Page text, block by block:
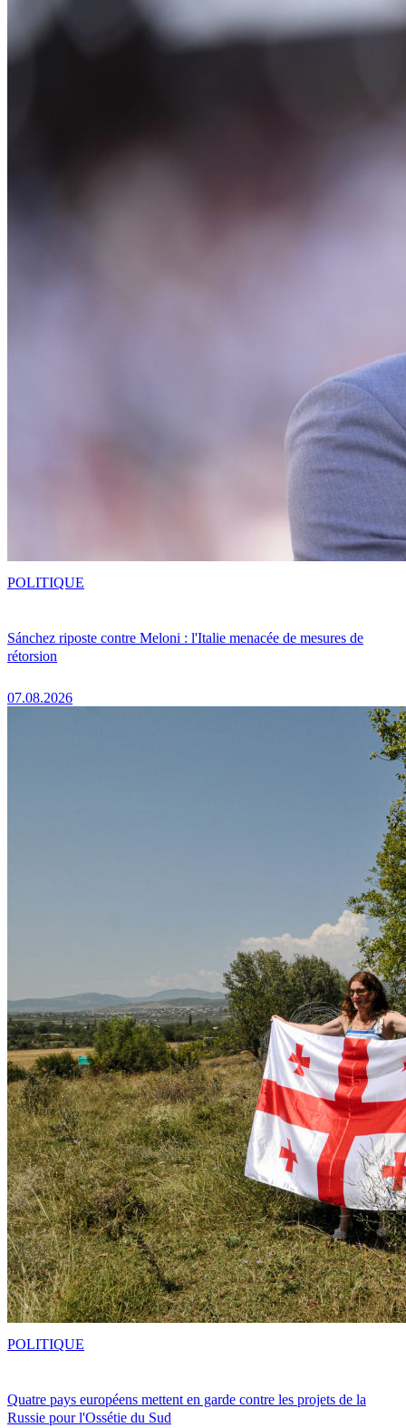
Sánchez riposte contre Meloni : l'Italie menacée de mesures de
rétorsion
07.08.2026
POLITIQUE
Quatre pays européens mettent en garde contre les projets de la
Russie pour l'Ossétie du Sud
POLITIQUE